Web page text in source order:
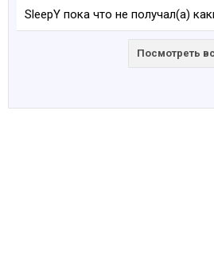
SleepY пока что не получал(а)
Посмотреть